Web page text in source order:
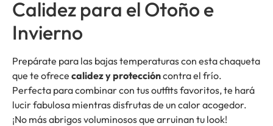
Calidez para el Otoño e
Invierno
Prepárate para las bajas temperaturas con esta chaqueta
que te ofrece calidez y proteccióncontra el frío.
Perfecta para combinar con tus outfits favoritos, te hará
lucir fabulosa mientras disfrutas de un calor acogedor.
¡No más abrigos voluminosos que arruinan tu look!